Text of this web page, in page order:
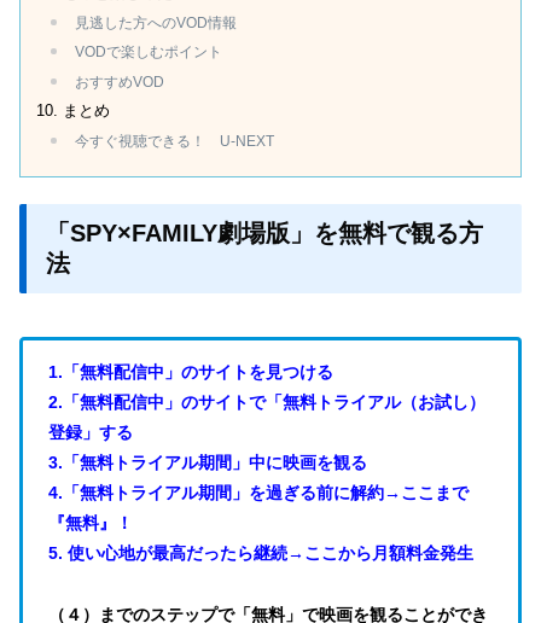
見逃した方へのVOD情報
VODで楽しむポイント
おすすめVOD
まとめ
今すぐ視聴できる！ U-NEXT
「SPY×FAMILY劇場版」を無料で観る方
法
1.「無料配信中」のサイトを見つける
2.「無料配信中」のサイトで「無料トライアル（お試し）
登録」する
3.「無料トライアル期間」中に映画を観る
4.「無料トライアル期間」を過ぎる前に解約→ここまで
『無料』！
5. 使い心地が最高だったら継続→ここから月額料金発生
（４）までのステップで「無料」で映画を観ることができ